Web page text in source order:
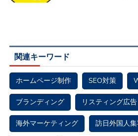
関連キーワード
ホームページ制作 SEO対策
ブランディング リスティング広告
海外マーケティング 訪日外国人